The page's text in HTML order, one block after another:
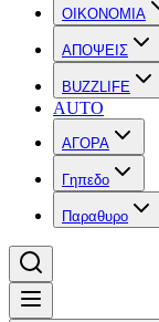
OIKONOMIA
ΑΠΟΨΕΙΣ
BUZZLIFE
AUTO
ΑΓΟΡΑ
Γηπεδο
Παραθυρο